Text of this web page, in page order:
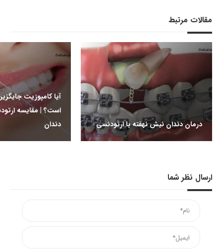
مقالات مرتبط
درمان دندان نیش نهفته با ارتودنسی
آیا کامپوزیت
است؟ | مقایسه
دندان
ارسال نظر شما